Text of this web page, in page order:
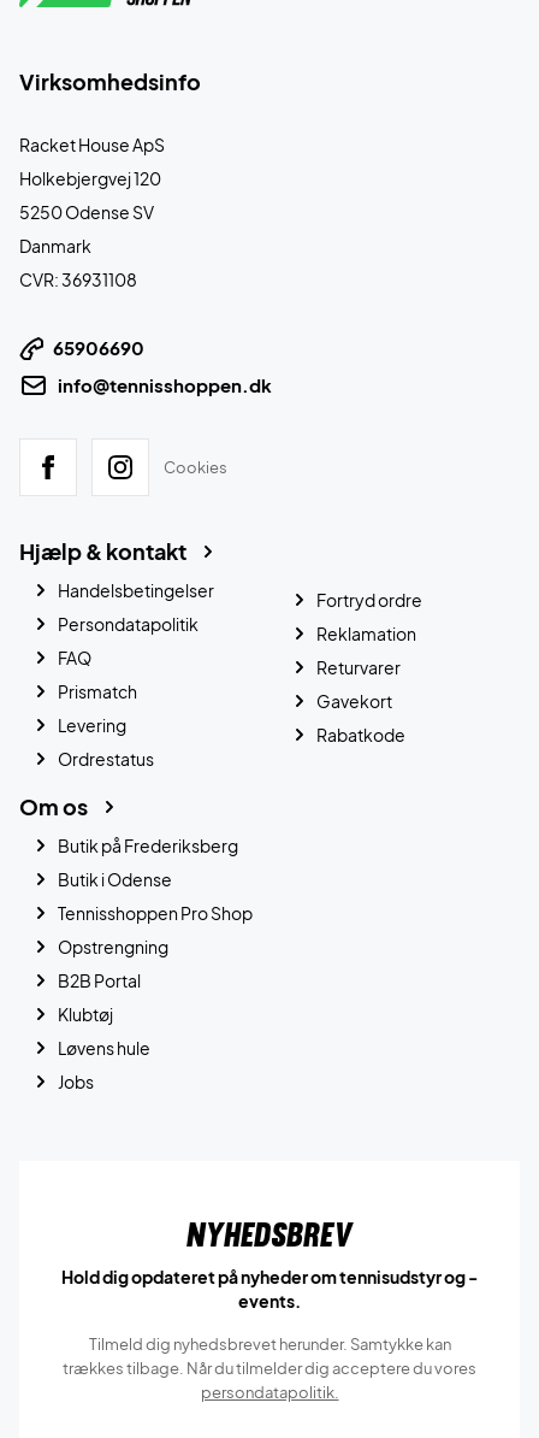
Virksomhedsinfo
Racket House ApS
Holkebjergvej 120
5250 Odense SV
Danmark
CVR: 36931108
65906690
info@tennisshoppen.dk
Cookies
Hjælp & kontakt
Handelsbetingelser
Persondatapolitik
FAQ
Prismatch
Levering
Ordrestatus
Fortryd ordre
Reklamation
Returvarer
Gavekort
Rabatkode
Om os
Butik på Frederiksberg
Butik i Odense
Tennisshoppen Pro Shop
Opstrengning
B2B Portal
Klubtøj
Løvens hule
Jobs
Nyhedsbrev
Hold dig opdateret på nyheder om tennisudstyr og -
events.
Tilmeld dig nyhedsbrevet herunder. Samtykke kan
trækkes tilbage. Når du tilmelder dig acceptere du vores
persondatapolitik.